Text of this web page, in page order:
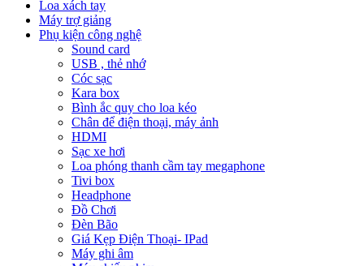
Loa xách tay
Máy trợ giảng
Phụ kiện công nghệ
Sound card
USB , thẻ nhớ
Cóc sạc
Kara box
Bình ắc quy cho loa kéo
Chân để điện thoại, máy ảnh
HDMI
Sạc xe hơi
Loa phóng thanh cầm tay megaphone
Tivi box
Headphone
Đồ Chơi
Đèn Bão
Giá Kẹp Điện Thoại- IPad
Máy ghi âm